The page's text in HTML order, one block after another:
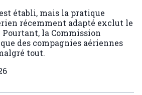
établi, mais la pratique
récemment adapté exclut le
Pourtant, la Commission
des compagnies aériennes
tout.